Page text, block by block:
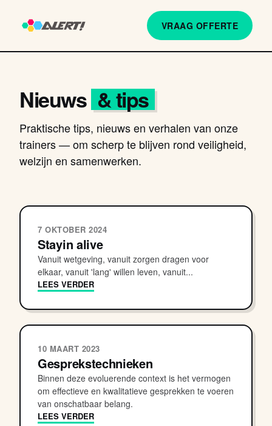
VRAAG OFFERTE
Nieuws & tips
Praktische tips, nieuws en verhalen van onze
trainers — om scherp te blijven rond veiligheid,
welzijn en samenwerken.
7 OKTOBER 2024
Stayin alive
Vanuit wetgeving, vanuit zorgen dragen voor
elkaar, vanuit 'lang' willen leven, vanuit...
LEES VERDER
10 MAART 2023
Gesprekstechnieken
Binnen deze evoluerende context is het vermogen
om effectieve en kwalitatieve gesprekken te voeren
van onschatbaar belang.
LEES VERDER